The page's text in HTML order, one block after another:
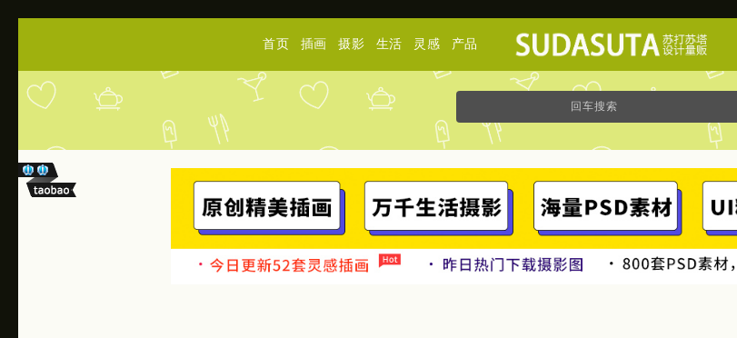
首页 插画 摄影 生活 灵感 产品